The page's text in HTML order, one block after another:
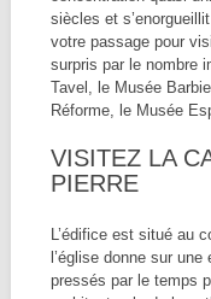
siècles et
votre passage pour
surpris par le nombre
Tavel, le Musée
Réforme, le Musée
VISITEZ LA
PIERRE
L’édifice est situé au
l’église donne sur
pressés par le temps